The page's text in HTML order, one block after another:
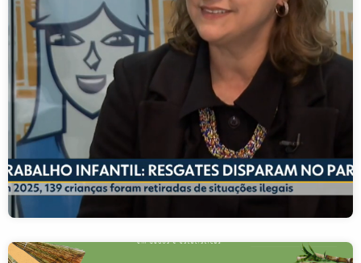
Informe sobre trabalho infantil é destaque no
telejornal Bom Dia Sábado